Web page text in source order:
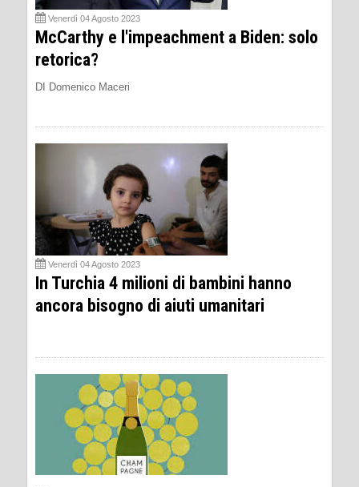
Venerdì 04 Agosto 2023
McCarthy e l'impeachment a Biden: solo
retorica?
DI Domenico Maceri
Venerdì 04 Agosto 2023
In Turchia 4 milioni di bambini hanno
ancora bisogno di aiuti umanitari